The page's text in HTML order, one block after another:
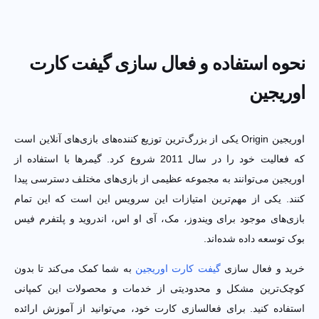
نحوه استفاده و فعال سازی گیفت کارت
اوریجین
اوریجین Origin یکی از بزرگ‌ترین توزیع کننده‌های بازی‌های آنلاین است که
فعالیت خود را در سال 2011 شروع کرد. گیمرها با استفاده از اوریجین
می‌توانند به مجموعه عظیمی از بازی‌های مختلف دسترسی پیدا کنند. یکی
از مهم‌ترین امتیازات این سرویس این است که این تمام بازی‌های موجود
برای ویندوز، مک، آی او اس، اندروید و پلتفرم فیس بوک توسعه داده
شده‌اند.
خرید و فعال سازی گیفت کارت اوریجینبه شما کمک می‌کند تا بدون
کوچک‌ترین مشکل و محدودیتی از خدمات و محصولات این کمپانی استفاده
کنید. برای فعالسازی کارت خود، مي‌توانید از آموزش ارائده شده استفاده